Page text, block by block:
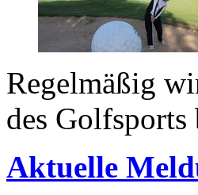
Regelmäßig
des Golfsports
Aktuelle